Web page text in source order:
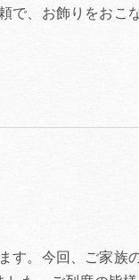
で、お飾りをおこ
す。今回、ご家族